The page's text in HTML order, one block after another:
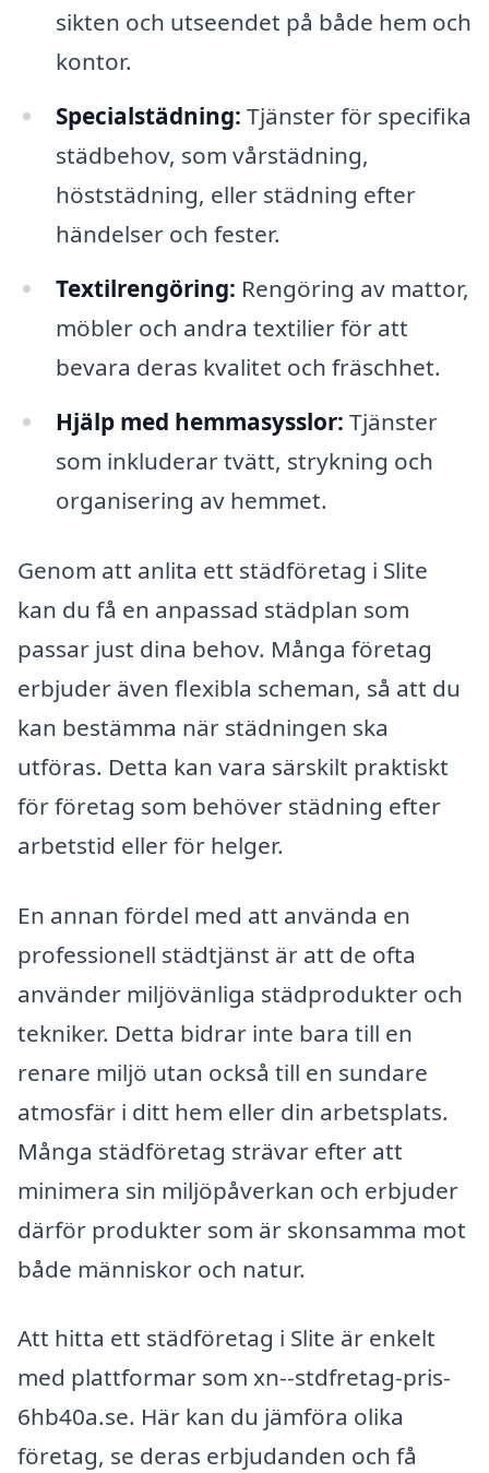
sikten och utseendet på både hem och
kontor.
Specialstädning: Tjänster för specifika
städbehov, som vårstädning,
höststädning, eller städning efter
händelser och fester.
Textilrengöring: Rengöring av mattor,
möbler och andra textilier för att
bevara deras kvalitet och fräschhet.
Hjälp med hemmasysslor: Tjänster
som inkluderar tvätt, strykning och
organisering av hemmet.
Genom att anlita ett städföretag i Slite
kan du få en anpassad städplan som
passar just dina behov. Många företag
erbjuder även flexibla scheman, så att du
kan bestämma när städningen ska
utföras. Detta kan vara särskilt praktiskt
för företag som behöver städning efter
arbetstid eller för helger.
En annan fördel med att använda en
professionell städtjänst är att de ofta
använder miljövänliga städprodukter och
tekniker. Detta bidrar inte bara till en
renare miljö utan också till en sundare
atmosfär i ditt hem eller din arbetsplats.
Många städföretag strävar efter att
minimera sin miljöpåverkan och erbjuder
därför produkter som är skonsamma mot
både människor och natur.
Att hitta ett städföretag i Slite är enkelt
med plattformar som xn--stdfretag-pris-
6hb40a.se. Här kan du jämföra olika
företag, se deras erbjudanden och få